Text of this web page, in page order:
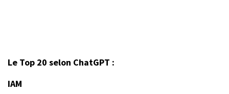
Le Top 20 selon ChatGPT :
IAM